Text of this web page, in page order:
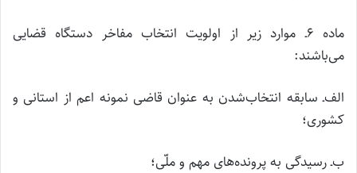
ماده ۶‌ـ موارد زیر از اولویت انتخاب مفاخر دستگاه قضایی
می‌باشند:
الف‌ـ سابقه انتخاب‌شدن به عنوان قاضی نمونه اعم از استانی و
کشوری؛
ب‌ـ رسیدگی به پرونده‌های مهم و ملّی؛